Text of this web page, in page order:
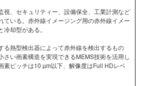
視、セキュリティー、設備保全、工業計測など
ている。赤外線イメージング用の赤外線イメー
冷却型がある。
る熱型検出器によって赤外線を検出するもの
さい画素構造を実現できるMEMS技術を活用し
素ピッチは10 µm以下、解像度はFull HDレベ